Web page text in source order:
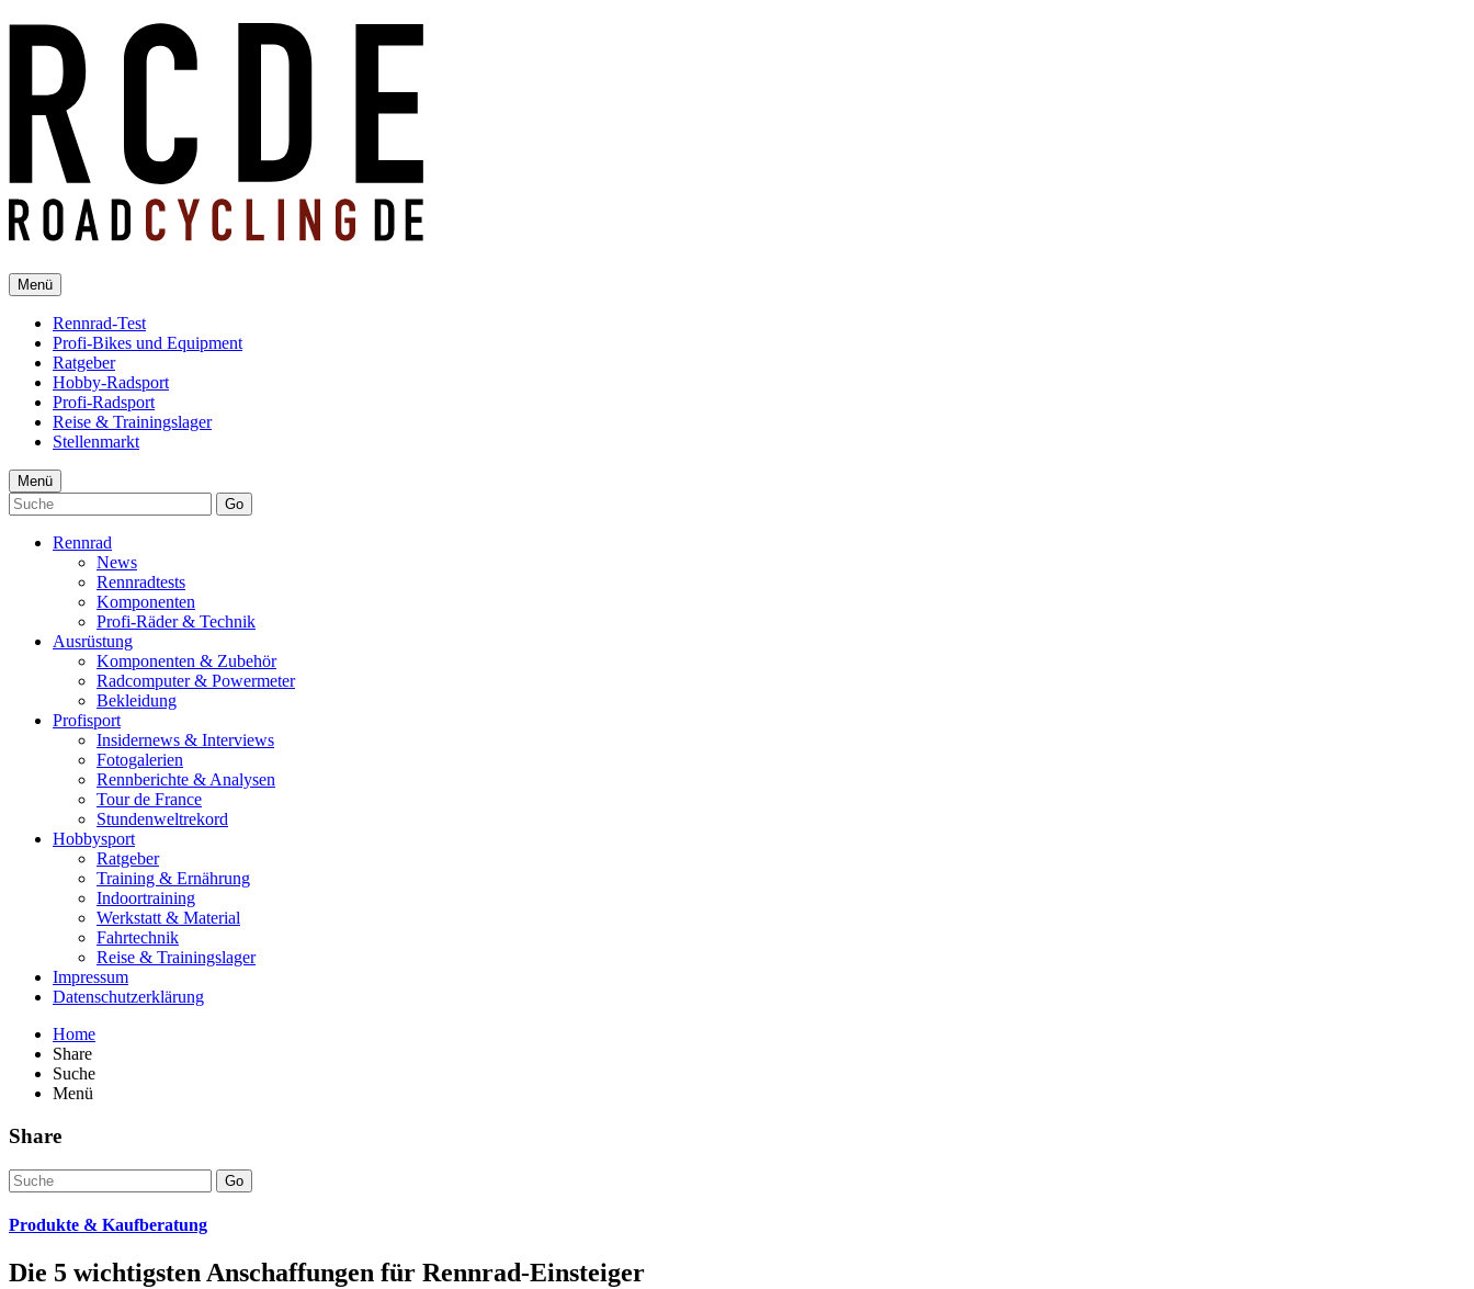
Menü
Rennrad-Test
Profi-Bikes und Equipment
Ratgeber
Hobby-Radsport
Profi-Radsport
Reise & Trainingslager
Stellenmarkt
Menü
Go
Rennrad
News
Rennradtests
Komponenten
Profi-Räder & Technik
Ausrüstung
Komponenten & Zubehör
Radcomputer & Powermeter
Bekleidung
Profisport
Insidernews & Interviews
Fotogalerien
Rennberichte & Analysen
Tour de France
Stundenweltrekord
Hobbysport
Ratgeber
Training & Ernährung
Indoortraining
Werkstatt & Material
Fahrtechnik
Reise & Trainingslager
Impressum
Datenschutzerklärung
Home
Share
Suche
Menü
Share
Go
Produkte & Kaufberatung
Die 5 wichtigsten Anschaffungen für Rennrad-Einsteiger